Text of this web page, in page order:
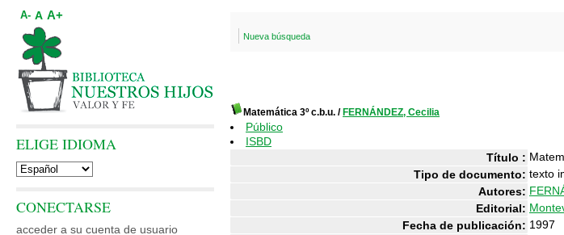
Nueva búsqueda
Matemática 3º c.b.u. / FERNÁNDEZ, Cecilia
Público
ISBD
Título :
Tipo de documento: texto
Autores:
Editorial:
Fecha de publicación: 1997
A- A A+
ELIGE IDIOMA
CONECTARSE
acceder a su cuenta de usuario